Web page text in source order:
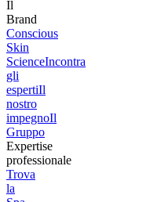
Il
Brand
Conscious
Skin
ScienceIncontra
gli
espertiIl
nostro
impegnoIl
Gruppo
Expertise
professionale
Trova
la